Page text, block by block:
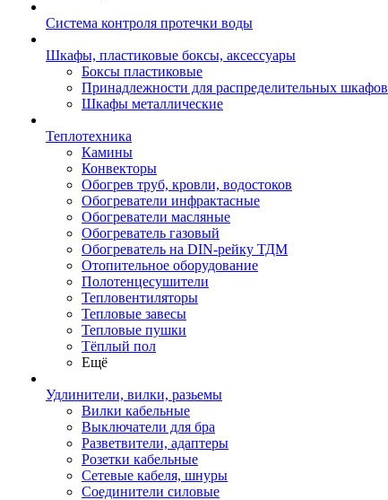
Система контроля протечки воды
Шкафы, пластиковые боксы, аксессуары
Боксы пластиковые
Принадлежности для распределительных шкафов
Шкафы металлические
Теплотехника
Камины
Конвекторы
Обогрев труб, кровли, водостоков
Обогреватели инфрактасные
Обогреватели масляные
Обогреватель газовый
Обогреватель на DIN-рейку ТДМ
Отопительное оборудование
Полотенцесушители
Тепловентиляторы
Тепловые завесы
Тепловые пушки
Тёплый пол
Ещё
Удлинители, вилки, разьемы
Вилки кабельные
Выключатели для бра
Разветвители, адаптеры
Розетки кабельные
Сетевые кабеля, шнуры
Соединители силовые